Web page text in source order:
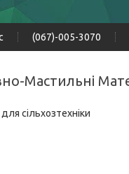
(067)-005-3070
Мастильні
сільхозтехніки